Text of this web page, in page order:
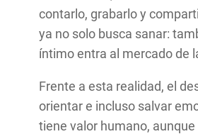
contarlo, grabarlo y
ya no solo busca sanar:
íntimo entra al mercado de
Frente a esta realidad, el
orientar e incluso salvar
tiene valor humano,